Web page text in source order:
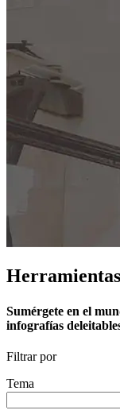
Sumérgete en el
infografías
Filtrar por
Tema